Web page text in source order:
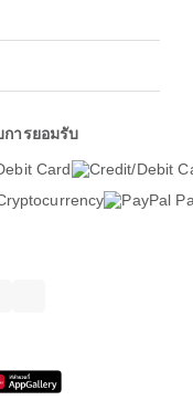
การยอมรับ